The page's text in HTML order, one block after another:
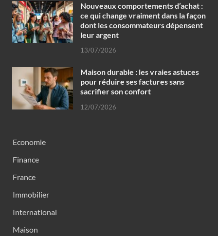
Nouveaux comportements d’achat :
ce qui change vraiment dans la façon
dont les consommateurs dépensent
leur argent
13/07/2026
Maison durable : les vraies astuces
pour réduire ses factures sans
sacrifier son confort
12/07/2026
Economie
Finance
France
Immobilier
International
Maison